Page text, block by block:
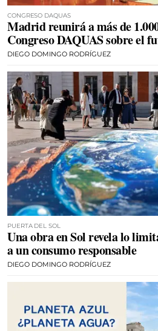
CONGRESO DAQUAS
Madrid reunirá a más de
Congreso DAQUAS sobre el
DIEGO DOMINGO RODRÍGUEZ
PUERTA DEL SOL
Una obra en Sol revela lo
a un consumo responsable
DIEGO DOMINGO RODRÍGUEZ